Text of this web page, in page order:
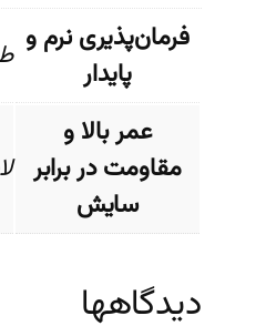
فرمان‌پذیری نرم و
پایدار
عمر بالا و
مقاومت در برابر
سایش
دیدگاهها